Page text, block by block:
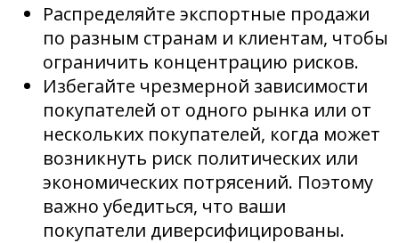
Распределяйте экспортные продажи
по разным странам и клиентам, чтобы
ограничить концентрацию рисков.
Избегайте чрезмерной зависимости
покупателей от одного рынка или от
нескольких покупателей, когда может
возникнуть риск политических или
экономических потрясений. Поэтому
важно убедиться, что ваши
покупатели диверсифицированы.